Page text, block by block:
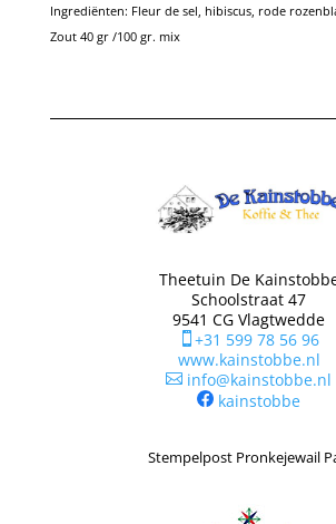
Ingrediënten: Fleur de sel, hibiscus, rode
Zout 40 gr /100 gr. mix
Theetuin De
Schoolstraat 47
9541 CG Vlagtwedde
+31 599 78 56 96
www.kainstobbe.nl
 info@kainstobbe.nl
kainstobbe
Stempelpost Pronkejewail